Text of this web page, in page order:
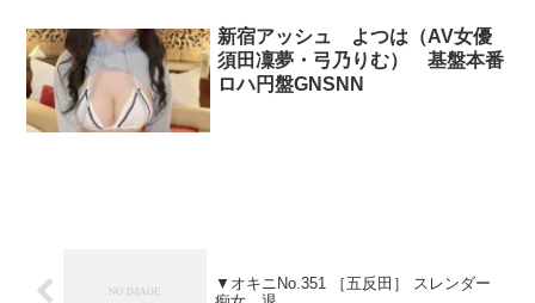
新宿アッシュ よつは（AV女優
須田凜夢・弓乃りむ） 基盤本番
ロハ円盤GNSNN
▼オキニNo.351 ［五反田］ スレンダー